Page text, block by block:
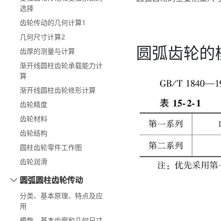
选择
齿轮传动的几何计算1
几何尺寸计算2
齿厚的测量与计算
渐开线圆柱齿轮承载能力计
算
渐开线圆柱齿轮修形计算
齿轮精度
齿轮材料
齿轮结构
圆柱齿轮零件工作图
齿轮润滑
圆弧圆柱齿轮传动
分类、基本原理、特点及应
用
圆弧齿轮的